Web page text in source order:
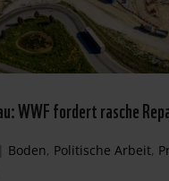
WWF fordert rasche
| Boden, Politische Arbeit,